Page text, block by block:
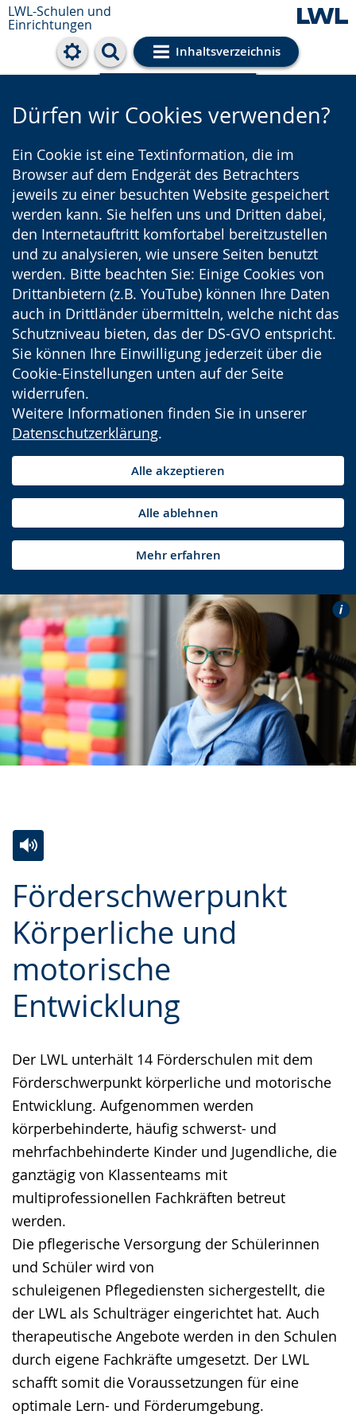
LWL-Schulen und
Einrichtungen
Inhaltsverzeichnis
Cookie-Einstellungen
Dürfen wir Cookies verwenden?
Ein Cookie ist eine Textinformation, die im
Browser auf dem Endgerät des Betrachters
jeweils zu einer besuchten Website gespeichert
werden kann. Sie helfen uns und Dritten dabei,
den Internetauftritt komfortabel bereitzustellen
und zu analysieren, wie unsere Seiten benutzt
werden. Bitte beachten Sie: Einige Cookies von
Drittanbietern (z.B. YouTube) können Ihre Daten
auch in Drittländer übermitteln, welche nicht das
Schutzniveau bieten, das der DS-GVO entspricht.
Sie können Ihre Einwilligung jederzeit über die
Cookie-Einstellungen unten auf der Seite
widerrufen.
Weitere Informationen finden Sie in unserer
Datenschutzerklärung.
Alle akzeptieren
Alle ablehnen
Mehr erfahren
Förderschwerpunkt
Körperliche und
motorische
Entwicklung
Der LWL unterhält 14 Förderschulen mit dem
Förderschwerpunkt körperliche und motorische
Entwicklung. Aufgenommen werden
körperbehinderte, häufig schwerst- und
mehrfachbehinderte Kinder und Jugendliche, die
ganztägig von Klassenteams mit
multiprofessionellen Fachkräften betreut
werden.
Die pflegerische Versorgung der Schülerinnen
und Schüler wird von
schuleigenen Pflegediensten sichergestellt, die
der LWL als Schulträger eingerichtet hat. Auch
therapeutische Angebote werden in den Schulen
durch eigene Fachkräfte umgesetzt. Der LWL
schafft somit die Voraussetzungen für eine
optimale Lern- und Förderumgebung.
Leichten
Sprache
wechseln.
Audio-
Unterstützung.
Video
in
Deutscher
Gebärdensprache
angezeigt.